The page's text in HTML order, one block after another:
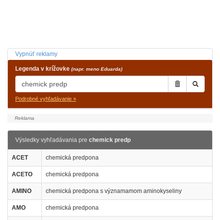
Vypnúť reklamy
Legenda v krížovke (napr. meno Eduarda)
Podrobné vyhľadávanie »
Výsledky vyhľadávania pre chemick predp
ACET chemická predpona
ACETO chemická predpona
AMINO chemická predpona s významamom aminokyseliny
AMO chemická predpona